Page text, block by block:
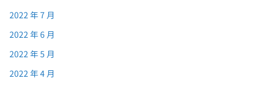
2022 年 7 月
2022 年 6 月
2022 年 5 月
2022 年 4 月